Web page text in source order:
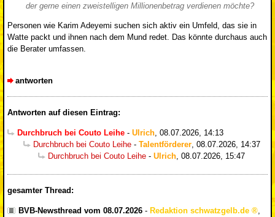
der gerne einen zweistelligen Millionenbetrag verdienen möchte?
Personen wie Karim Adeyemi suchen sich aktiv ein Umfeld, das sie in
Watte packt und ihnen nach dem Mund redet. Das könnte durchaus auch
die Berater umfassen.
antworten
Antworten auf diesen Eintrag:
Durchbruch bei Couto Leihe - Ulrich, 08.07.2026, 14:13
Durchbruch bei Couto Leihe - Talentförderer, 08.07.2026, 14:37
Durchbruch bei Couto Leihe - Ulrich, 08.07.2026, 15:47
gesamter Thread:
BVB-Newsthread vom 08.07.2026 - Redaktion schwatzgelb.de
,